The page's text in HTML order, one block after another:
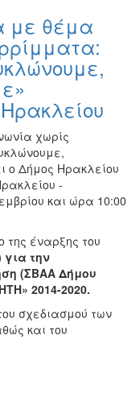
με θέμα
χωρίς
ο Δήμος Ηρακλείου
-
και ώρα 10:00
της έναρξης του
για την
(ΣΒΑΑ Δήμου
2014-2020.
σχεδιασμού των
και του